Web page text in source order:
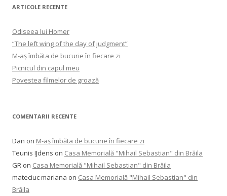
ARTICOLE RECENTE
Odiseea lui Homer
“The left wing of the day of judgment”
M-aș îmbăta de bucurie în fiecare zi
Picnicul din capul meu
Povestea filmelor de groază
COMENTARII RECENTE
Dan on M-aș îmbăta de bucurie în fiecare zi
Teunis IJdens on Casa Memorială "Mihail Sebastian" din Brăila
GR on Casa Memorială "Mihail Sebastian" din Brăila
mateciuc mariana on Casa Memorială "Mihail Sebastian" din
Brăila